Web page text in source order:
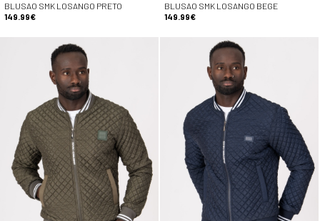
BLUSAO SMK LOSANGO PRETO
149.99€
BLUSAO SMK LOSANGO BEGE
149.99€